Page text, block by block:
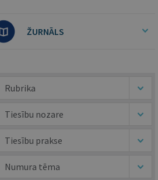
ŽURNĀLS
Rubrika
Tiesību nozare
Tiesību prakse
Numura tēma